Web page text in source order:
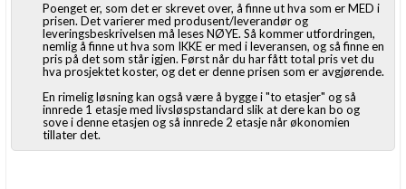
Poenget er, som det er skrevet over, å finne ut hva som er MED i
prisen. Det varierer med produsent/leverandør og
leveringsbeskrivelsen må leses NØYE. Så kommer utfordringen,
nemlig å finne ut hva som IKKE er med i leveransen, og så finne en
pris på det som står igjen. Først når du har fått total pris vet du
hva prosjektet koster, og det er denne prisen som er avgjørende.
En rimelig løsning kan også være å bygge i "to etasjer" og så
innrede 1 etasje med livsløspstandard slik at dere kan bo og
sove i denne etasjen og så innrede 2 etasje når økonomien
tillater det.